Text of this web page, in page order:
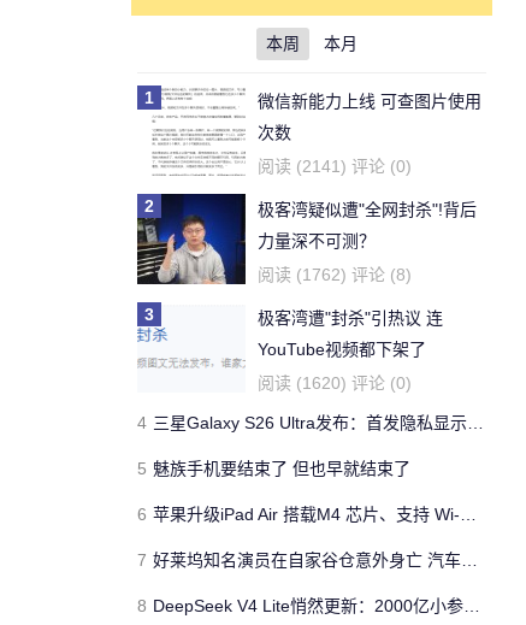
本周 本月
1
微信新能力上线 可查图片使用
次数
阅读 (2141) 评论 (0)
2
极客湾疑似遭"全网封杀"!背后
力量深不可测？
阅读 (1762) 评论 (8)
3
极客湾遭"封杀"引热议 连
YouTube视频都下架了
阅读 (1620) 评论 (0)
4 三星Galaxy S26 Ultra发布：首发隐私显示屏、骁龙 8 Elite Gen 5与60W闪充
5 魅族手机要结束了 但也早就结束了
6 苹果升级iPad Air 搭载M4 芯片、支持 Wi‑Fi 7 售价不变
7 好莱坞知名演员在自家谷仓意外身亡 汽车搭电时突然自燃
8 DeepSeek V4 Lite悄然更新：2000亿小参数性能逼近美国顶流